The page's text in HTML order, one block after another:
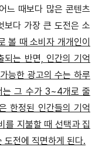
느 때보다 많은 콘텐츠
보다 가장 큰 도전은 소
볼 때 소비자 개개인이
는 반면, 인간의 기억
능한 광고의 수는 하루
그 수가 3~4개로 줄
한정된 인간들의 기억
를 지불할 때 선택과 집
도전에 직면하게 된다.